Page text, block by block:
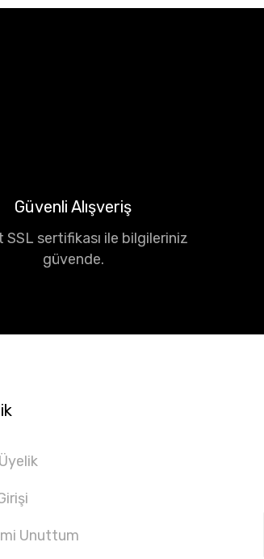
Güvenli Alışveriş
sertifikası ile bilgileriniz
güvende.
Unuttum